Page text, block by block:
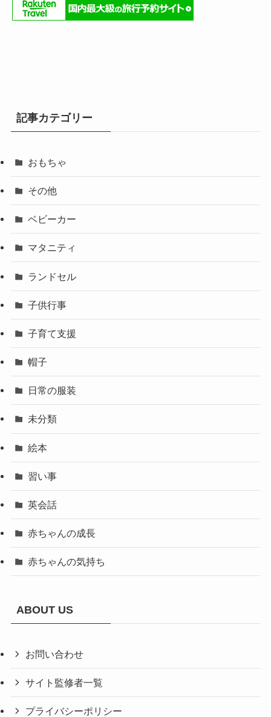
記事カテゴリー
おもちゃ
その他
ベビーカー
マタニティ
ランドセル
子供行事
子育て支援
帽子
日常の服装
未分類
絵本
習い事
英会話
赤ちゃんの成長
赤ちゃんの気持ち
ABOUT US
お問い合わせ
サイト監修者一覧
プライバシーポリシー